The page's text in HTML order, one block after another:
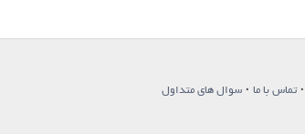
·تماس با ما · سوال های متداول